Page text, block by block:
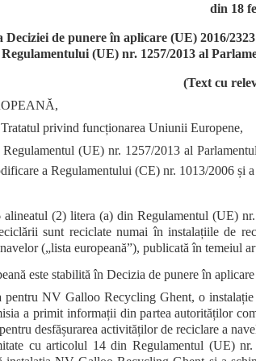
din 18
Deciziei de punere în aplicare (UE) 2016/
(UE) nr. 1257/2013 al
(Text cu
privind funcționarea Uniunii Europene,
Regulamentul (UE) nr. 1257/2013 al
a Regulamentului (CE) nr. 1013/2006 și
(2) litera (a) din Regulamentul (UE)
sunt reciclate numai în instalațiile de
(„lista europeană”), publicată în temeiul
este stabilită în Decizia de punere în
pentru NV Galloo Recycling Ghent, o
a primit informații din partea autorităților
desfășurarea activităților de reciclare a
cu articolul 14 din Regulamentul (UE)